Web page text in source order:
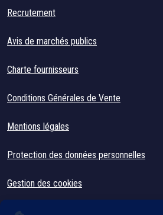
Recrutement
Avis de marchés publics
Charte fournisseurs
Conditions Générales de Vente
Mentions légales
Protection des données personnelles
Gestion des cookies